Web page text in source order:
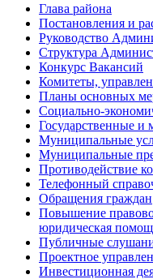
Глава района
Постановления и
Руководство
Структура
Конкурс Вакансий
Комитеты,
Планы основных
Социально-
Государственные
Муниципальные
Муниципальные
Противодействие
Телефонный
Обращения граждан
Повышение
юридическая
Публичные
Проектное
Инвестиционная